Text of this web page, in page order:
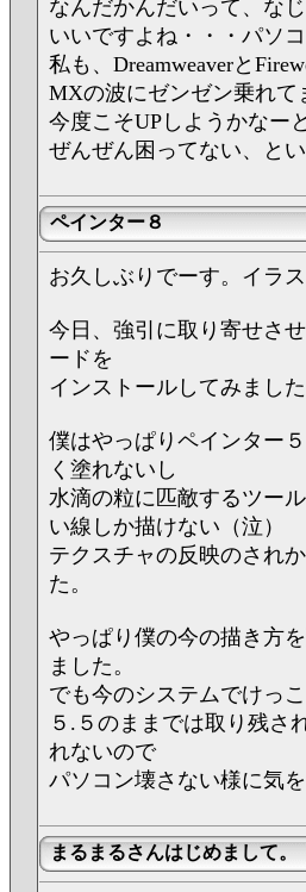
なんだかんだいって、な
いいですよね・・・パソ
私も、Dreamweaverと
MXの波にゼンゼン乗れて
今度こそUPしようかなー
ぜんぜん困ってない、と
ペインター８
お久しぶりでーす。イラ
今日、強引に取り寄せさ
ードを
インストールしてみました
僕はやっぱりペインター
く塗れないし
水滴の粒に匹敵するツー
い線しか描けない（泣）
テクスチャの反映のされ
た。
やっぱり僕の今の描き方
ました。
でも今のシステムでけっ
５.５のままでは取り残さ
れないので
パソコン壊さない様に気を
まるまるさんはじめまして。